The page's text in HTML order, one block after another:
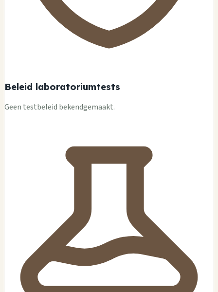
Beleid laboratoriumtests
Geen testbeleid bekendgemaakt.